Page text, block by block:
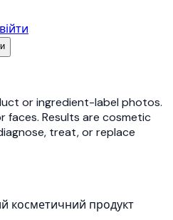
or ingredient-label photos.
faces. Results are cosmetic
treat, or replace
косметичний продукт